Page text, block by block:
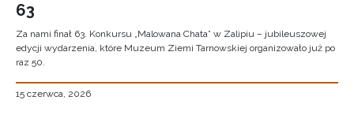
63
Za nami finał 63. Konkursu „Malowana Chata” w Zalipiu – jubileuszowej
edycji wydarzenia, które Muzeum Ziemi Tarnowskiej organizowało już po
raz 50.
15 czerwca, 2026